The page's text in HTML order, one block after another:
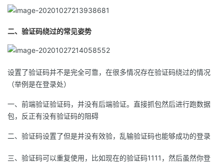
子
直
播
的
活
动
我
的
关
注
我
开
发
学
我
的
Programs
我
的
持
二、验证码绕过的常见姿势
设置了验证码并不是完全可靠，在很多情况存在验证码绕过的情况
（举例是在登录处）
一、前端验证验证码，并没有后端验证。直接抓包然后进行跑数据
包，反正有没有验证码的阻碍
二、验证码设置了但是并没有效验，乱输验证码也能够成功的登录
三、验证码可以重复使用，比如现在的验证码1111，然后虽然你登